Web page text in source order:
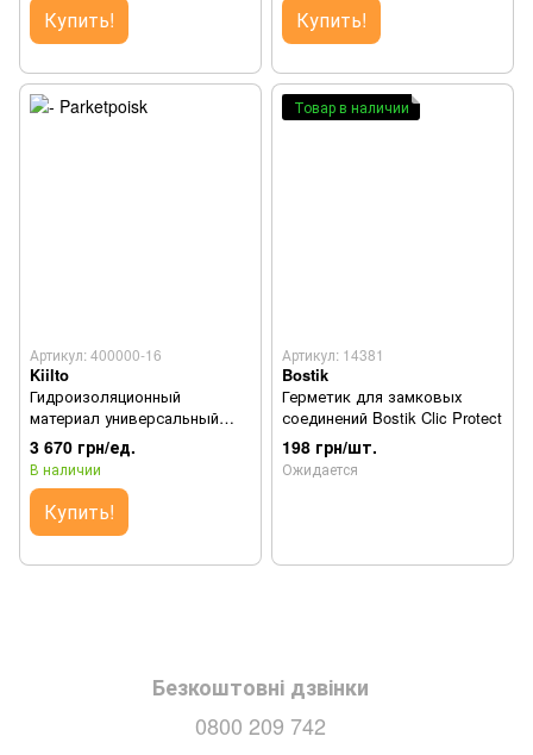
Купить! Купить!
Артикул: 400000-16
Kiilto
Гидроизоляционный
материал универсальный
Kiilto Fibergum - 5л.
3 670 грн/ед.
В наличии
Купить!
Товар в наличии
Артикул: 14381
Bostik
Герметик для замковых
соединений Bostik Clic Protect
198 грн/шт.
Ожидается
Безкоштовні дзвінки
0800 209 742